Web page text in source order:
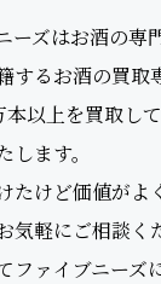
ーズはお酒の
するお酒の買取
本以上を買取し
します。
たけど価値が
気軽にご相談く
ファイブニーズ